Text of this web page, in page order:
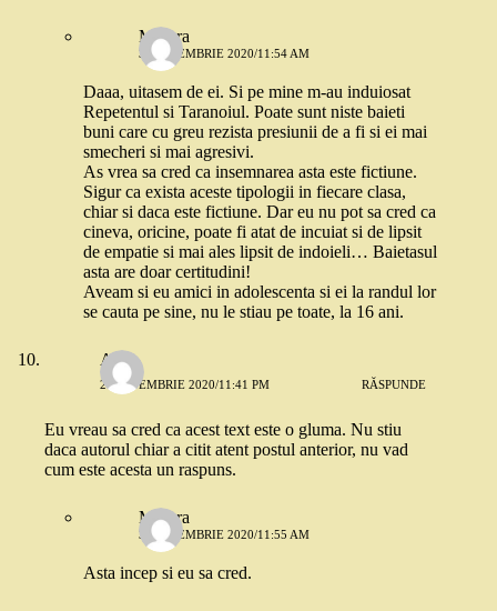
Morera
3 SEPTEMBRIE 2020/11:54 AM
Daaa, uitasem de ei. Si pe mine m-au induiosat
Repetentul si Taranoiul. Poate sunt niste baieti
buni care cu greu rezista presiunii de a fi si ei mai
smecheri si mai agresivi.
As vrea sa cred ca insemnarea asta este fictiune.
Sigur ca exista aceste tipologii in fiecare clasa,
chiar si daca este fictiune. Dar eu nu pot sa cred ca
cineva, oricine, poate fi atat de incuiat si de lipsit
de empatie si mai ales lipsit de indoieli… Baietasul
asta are doar certitudini!
Aveam si eu amici in adolescenta si ei la randul lor
se cauta pe sine, nu le stiau pe toate, la 16 ani.
Ana
2 SEPTEMBRIE 2020/11:41 PM RĂSPUNDE
Eu vreau sa cred ca acest text este o gluma. Nu stiu
daca autorul chiar a citit atent postul anterior, nu vad
cum este acesta un raspuns.
Morera
3 SEPTEMBRIE 2020/11:55 AM
Asta incep si eu sa cred.